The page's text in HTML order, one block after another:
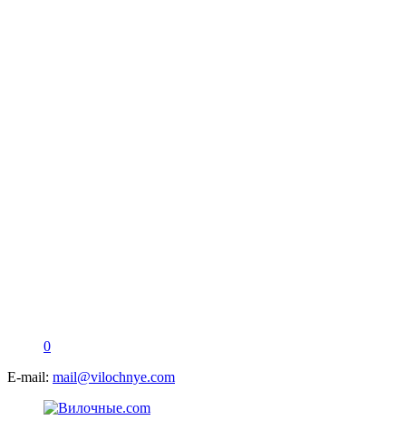
0
E-mail: mail@vilochnye.com